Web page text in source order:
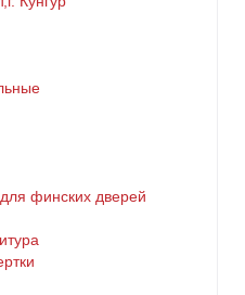
финских дверей